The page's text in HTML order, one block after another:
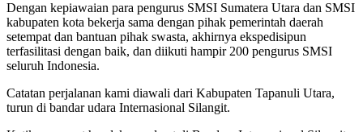
Dengan kepiawaian para pengurus SMSI Sumatera Utara dan SMSI
kabupaten kota bekerja sama dengan pihak pemerintah daerah
setempat dan bantuan pihak swasta, akhirnya ekspedisipun
terfasilitasi dengan baik, dan diikuti hampir 200 pengurus SMSI
seluruh Indonesia.
Catatan perjalanan kami diawali dari Kabupaten Tapanuli Utara,
turun di bandar udara Internasional Silangit.